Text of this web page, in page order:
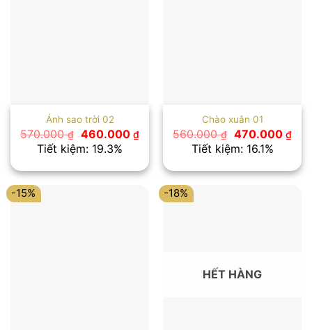
Ánh sao trời 02
570.000₫ Giá
gốc
là:
460.000 ₫Giá
hiện
là:
460.000 ₫.
Tiết kiệm: 19.3%
Chào xuân 01
560.000₫ Giá
gốc
là:
470.000 ₫Giá
hiện
là:
Tiết kiệm: 16.1%
-15% -18%
HẾT HÀNG